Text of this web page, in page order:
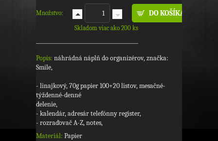
Množstvo:
Skladom viac ako 200 ks
Popis: náhrádná náplň do organizérov, značka:
Smile,
- linajkový, 70g papier 100+20 listov, mesačné-
týždenné-denné
delenie,
- kalendár, adresár telefónny register,
- rozraďovač A-Z, notes,
Materiál: Papier